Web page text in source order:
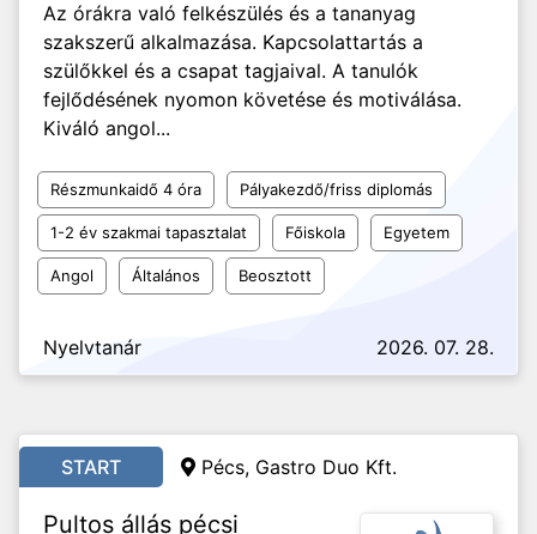
Az órákra való felkészülés és a tananyag
szakszerű alkalmazása. Kapcsolattartás a
szülőkkel és a csapat tagjaival. A tanulók
fejlődésének nyomon követése és motiválása.
Kiváló angol...
Részmunkaidő 4 óra Pályakezdő/friss diplomás
1-2 év szakmai tapasztalat Főiskola Egyetem
Angol Általános Beosztott
Nyelvtanár 2026. 07. 28.
START Pécs, Gastro Duo Kft.
Pultos állás pécsi